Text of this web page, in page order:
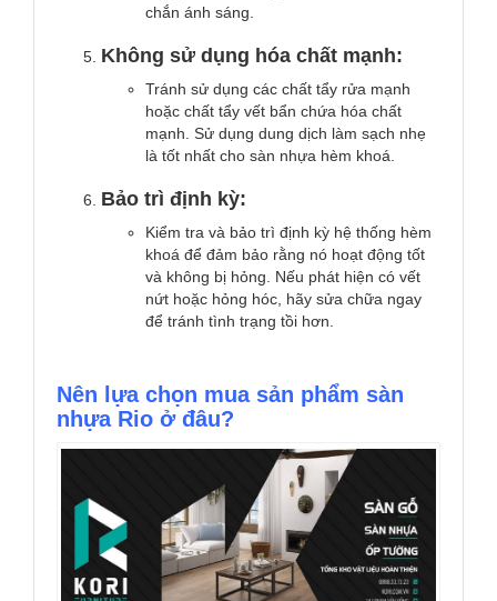
chắn ánh sáng.
Không sử dụng hóa chất mạnh:
Tránh sử dụng các chất tẩy rửa mạnh
hoặc chất tẩy vết bẩn chứa hóa chất
mạnh. Sử dụng dung dịch làm sạch nhẹ
là tốt nhất cho sàn nhựa hèm khoá.
Bảo trì định kỳ:
Kiểm tra và bảo trì định kỳ hệ thống hèm
khoá để đảm bảo rằng nó hoạt động tốt
và không bị hỏng. Nếu phát hiện có vết
nứt hoặc hỏng hóc, hãy sửa chữa ngay
để tránh tình trạng tồi hơn.
Nên lựa chọn mua sản phẩm sàn
nhựa Rio ở đâu?